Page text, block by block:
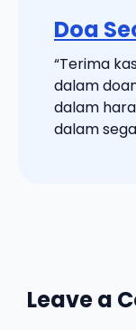
Doa
“Terima
dalam
dalam
dalam
Leave a